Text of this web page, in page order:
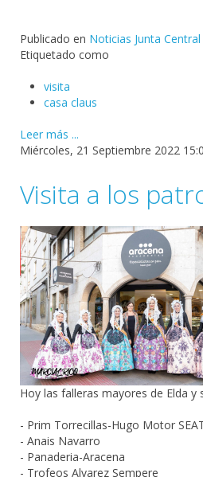
Publicado en Noticias Junta Central
Etiquetado como
visita
casa claus
Leer más ...
Miércoles, 21 Septiembre 2022
Visita a los
Hoy las falleras mayores de Elda
- Prim Torrecillas-Hugo Motor
- Anais Navarro
- Panaderia-Aracena
- Trofeos Alvarez Sempere